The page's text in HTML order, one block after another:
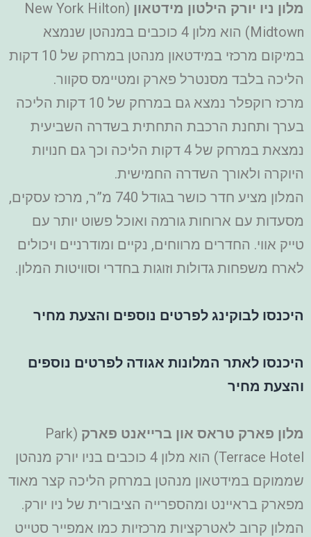
מלון ניו יורק הילטון מידטאון (New York Hilton
Midtown) הוא מלון 4 כוכבים במנהטן שנמצא
במיקום מרכזי במידטאון מנהטן במרחק של 10 דקות
הליכה בלבד מסנטרל פארק ומטיימס סקוור.
מרכז רוקפלר נמצא גם במרחק של 10 דקות הליכה
בערך ותחנת הרכבת התחתית בשדרה השביעית
נמצאת במרחק של 4 דקות הליכה וכך גם חנויות
היוקרה ולאורך השדרה החמישית.
המלון מציע חדר כושר בגודל 740 מ”ר, מרכז עסקים,
מסעדות עם ארוחות גורמה ואוכל פשוט יותר עם
טייק אווי. החדרים מרווחים, נקיים ומודרניים ויכולים
לארח משפחות גדולות וזוגות בחדרי וסוויטות המלון.
היכנסו לבוקינג לפרטים נוספים והצעת מחיר
היכנסו לאתר המלונות אגודה לפרטים נוספים
והצעת מחיר
מלון פארק טראס און ברייאנט פארק (Park
Terrace Hotel) הוא מלון 4 כוכבים בניו יורק מנהטן
שממוקם במידטאון מנהטן במרחק הליכה קצר מאוד
מפארק בראיינט ומהספרייה הציבורית של ניו יורק.
המלון קרוב לאטרקציות מרכזיות כמו אמפייר סטייט